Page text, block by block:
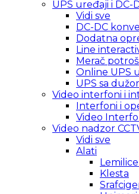
UPS uređaji i DC-
Vidi sve
DC-DC
Dodatna
Line
Merač
Online UPS
UPS sa
Video interfoni i
Interfoni i
Video
Video nadzor
Vidi sve
Alati
Klesta